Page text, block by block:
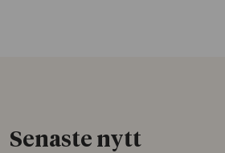
Senaste nytt